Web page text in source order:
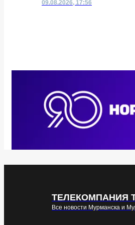
09.08.2026, 17:56
ТЕЛЕКОМПАНИЯ
Все новости Мурманска и